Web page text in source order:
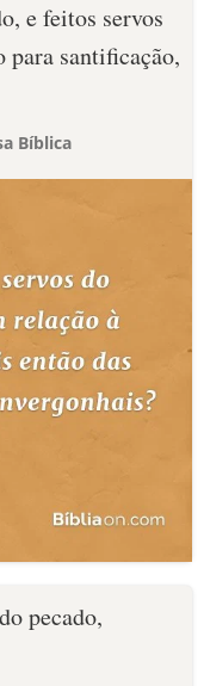
e feitos servos
para santificação,
Bíblica
pecado,